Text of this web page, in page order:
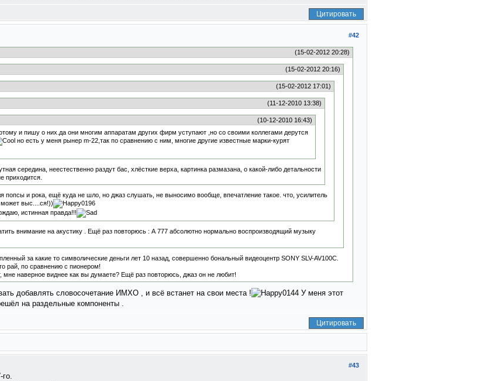
Цитировать
#42
(15-02-2012 20:28)
(15-02-2012 20:16)
(15-02-2012 17:01)
(11-12-2010 13:38)
(10-12-2010 16:43)
и пишу о них.да они многим аппаратам других фирм уступают ,но со своими коллегами дерутся
но есть у меня рынер m-22,так по сравнению с ним, многие другие известные марки-курят
середина, неестественно раздут бас, хлёсткие верха, картинка размазана, о какой-либо детальности
приходится.
попсы и рока, ещё куда не шло, но джаз слушать, не выносимо вообще, впечатление такое. что, усилитель
выс....ся!))
истинная правда!!!
внимание на акустику . Ещё раз повторюсь : А 777 абсолютно нормально воспроизводящий музыку
за какие то символические деньги лет 10 назад, совершенно бональный видеоцентр SONY SLV-AV100C.
рай, по сравнению с пионером!
наверное виднее как вы думаете? Ещё раз повторюсь, джаз он не любит!
добавлять словосочетание ИМХО , и всё встанет на свои места !
У меня этот
на раздельные компоненты .
Цитировать
#43